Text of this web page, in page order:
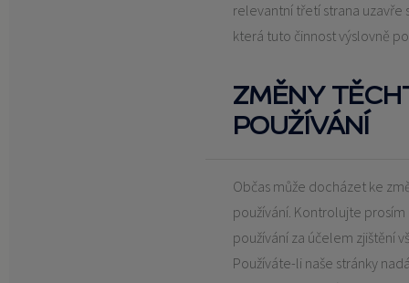
relevantní třetí strana uzavře
která tuto činnost výslovně
ZMĚNY
POUŽÍVÁNÍ
Občas může docházet ke
používání. Kontrolujte
používání za účelem zjištění
Používáte-li naše stránky